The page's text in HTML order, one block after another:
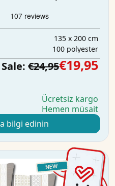
135 x 200 cm
100 polyester
Sale: €24,95€19,95
Ücretsiz kargo
Hemen müsait
bilgi edinin